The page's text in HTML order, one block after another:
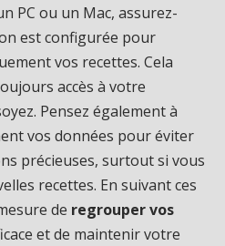
PC ou un Mac, assurez-
est configurée pour
vos recettes. Cela
accès à votre
Pensez également à
vos données pour éviter
précieuses, surtout si vous
recettes. En suivant ces
de regrouper vos
et de maintenir votre